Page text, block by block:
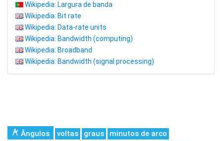
Wikipedia: Largura de banda
Wikipedia: Bit rate
Wikipedia: Data-rate units
Wikipedia: Bandwidth (computing)
Wikipedia: Broadband
Wikipedia: Bandwidth (signal processing)
Ângulos voltas graus
minutos de arco